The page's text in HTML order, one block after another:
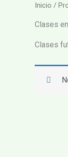
Inicio /
Clases
Clases